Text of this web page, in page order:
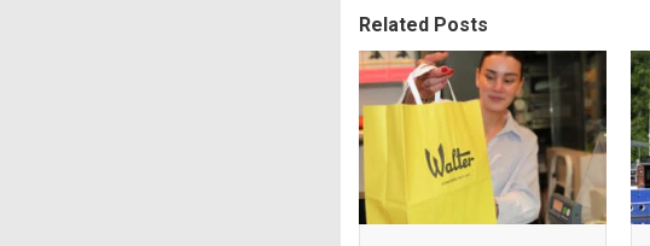
Related Posts